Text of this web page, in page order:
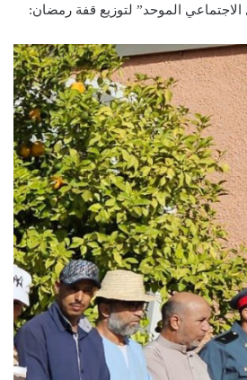
الموحد” لتوزيع قفة رمضان: